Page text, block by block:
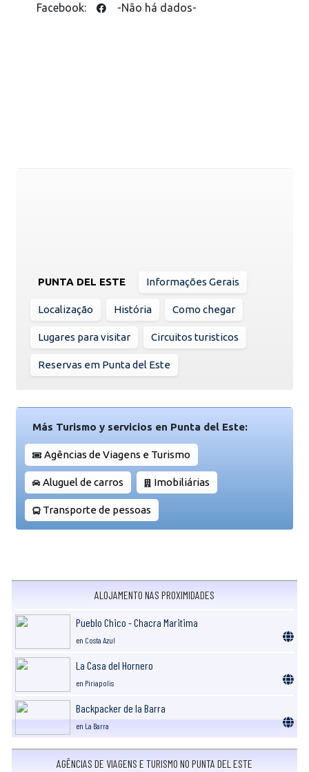
Facebook: -Não há dados-
PUNTA DEL ESTE Informações Gerais
Localização História Como chegar
Lugares para visitar Circuitos turisticos
Reservas em Punta del Este
Más Turismo y servicios en Punta del Este:
Agências de Viagens e Turismo
Aluguel de carros Imobiliárias
Transporte de pessoas
ALOJAMENTO NAS PROXIMIDADES
Pueblo Chico - Chacra Maritima
en Costa Azul
La Casa del Hornero
en Piriapolis
Backpacker de la Barra
en La Barra
AGÊNCIAS DE VIAGENS E TURISMO NO PUNTA DEL ESTE